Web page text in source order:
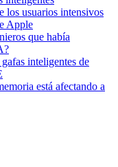
los usuarios intensivos
Apple
que había
inteligentes de
está afectando a